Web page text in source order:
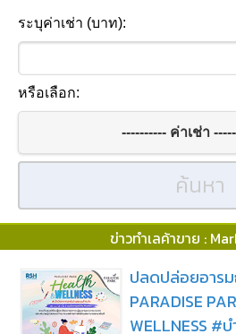
ระบุค่าเช่า (บาท):
หรือเลือก:
---------- ค่าเช่า
ค้นหา
ข่าวทำเลค้าขาย :
ปลดปล่อยอาร
PARADISE
WELLNESS